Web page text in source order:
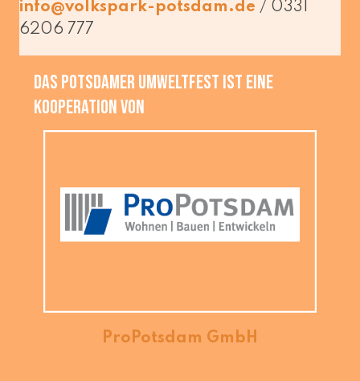
info@​volkspark-​potsdam.​de / 0331
6206 777
Das Potsdamer Umweltfest ist eine
Kooperation von
ProPotsdam GmbH